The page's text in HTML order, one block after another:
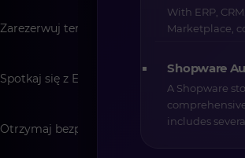
With ERP,
Marketplace,
Shopware
A Shopware
includes
Zarezerwuj termin Konsultacji przez
Spotkaj się z Ekspertem CREHLER
Otrzymaj bezpłatne rekomendacje